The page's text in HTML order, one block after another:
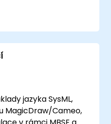
řad
definice
Magic
jako jsou modely
jazyka SysML,
MagicDraw/Cameo,